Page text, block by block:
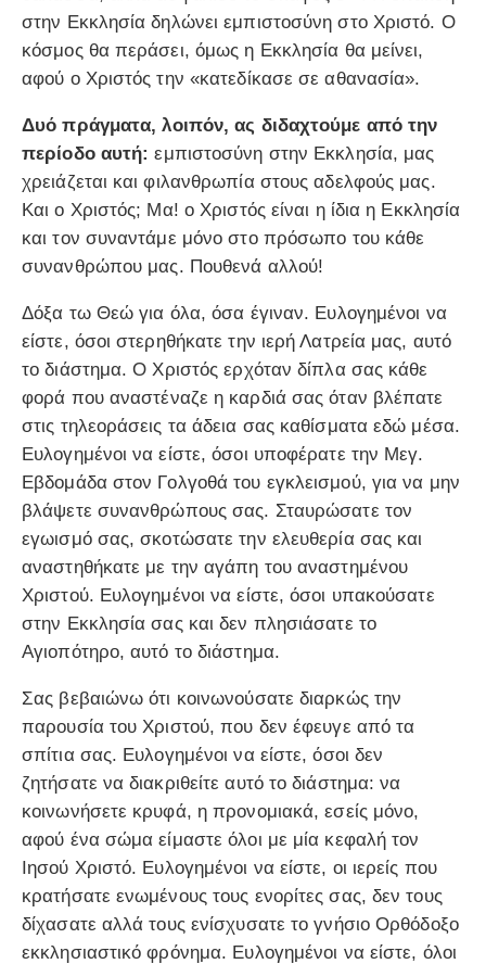
στην Εκκλησία δηλώνει εμπιστοσύνη στο Χριστό. Ο
κόσμος θα περάσει, όμως η Εκκλησία θα μείνει,
αφού ο Χριστός την «κατεδίκασε σε αθανασία».
Δυό πράγματα, λοιπόν, ας διδαχτούμε από την
περίοδο αυτή: εμπιστοσύνη στην Εκκλησία, μας
χρειάζεται και φιλανθρωπία στους αδελφούς μας.
Και ο Χριστός; Μα! ο Χριστός είναι η ίδια η Εκκλησία
και τον συναντάμε μόνο στο πρόσωπο του κάθε
συνανθρώπου μας. Πουθενά αλλού!
Δόξα τω Θεώ για όλα, όσα έγιναν. Ευλογημένοι να
είστε, όσοι στερηθήκατε την ιερή Λατρεία μας, αυτό
το διάστημα. Ο Χριστός ερχόταν δίπλα σας κάθε
φορά που αναστέναζε η καρδιά σας όταν βλέπατε
στις τηλεοράσεις τα άδεια σας καθίσματα εδώ μέσα.
Ευλογημένοι να είστε, όσοι υποφέρατε την Μεγ.
Εβδομάδα στον Γολγοθά του εγκλεισμού, για να μην
βλάψετε συνανθρώπους σας. Σταυρώσατε τον
εγωισμό σας, σκοτώσατε την ελευθερία σας και
αναστηθήκατε με την αγάπη του αναστημένου
Χριστού. Ευλογημένοι να είστε, όσοι υπακούσατε
στην Εκκλησία σας και δεν πλησιάσατε το
Αγιοπότηρο, αυτό το διάστημα.
Σας βεβαιώνω ότι κοινωνούσατε διαρκώς την
παρουσία του Χριστού, που δεν έφευγε από τα
σπίτια σας. Ευλογημένοι να είστε, όσοι δεν
ζητήσατε να διακριθείτε αυτό το διάστημα: να
κοινωνήσετε κρυφά, η προνομιακά, εσείς μόνο,
αφού ένα σώμα είμαστε όλοι με μία κεφαλή τον
Ιησού Χριστό. Ευλογημένοι να είστε, οι ιερείς που
κρατήσατε ενωμένους τους ενορίτες σας, δεν τους
δίχασατε αλλά τους ενίσχυσατε το γνήσιο Ορθόδοξο
εκκλησιαστικό φρόνημα. Ευλογημένοι να είστε, όλοι